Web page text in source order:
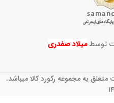
توسطمیلاد صفدری
به مجموعه رکورد کالا میباشد.